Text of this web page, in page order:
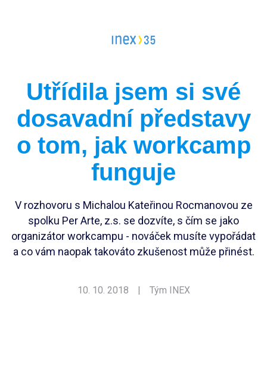
Dlouhodobé projekty
Školení
Členství pro INEXáky
FAQ workcampy v zahraničí
FAQ vedoucí workcampů
Jako jednodlivec
Jako zaměstnanec*kyně
Jako firma
Utřídila jsem si své
dosavadní představy
o tom, jak workcamp
funguje
V rozhovoru s Michalou Kateřinou Rocmanovou ze
spolku Per Arte, z.s. se dozvíte, s čím se jako
organizátor workcampu - nováček musíte vypořádat
a co vám naopak takováto zkušenost může přinést.
10. 10. 2018 | Tým INEX